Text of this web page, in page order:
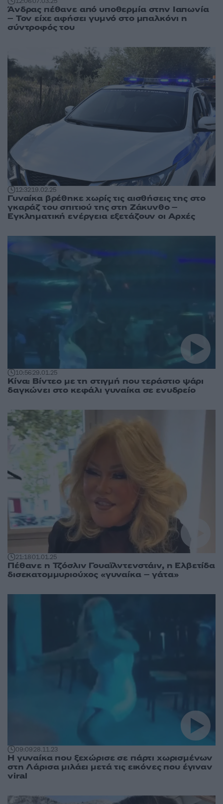
Άνδρας πέθανε από υποθερμία στην Ιαπωνία
– Τον είχε αφήσει γυμνό στο μπαλκόνι η
σύντροφός του
12:3219.02.25
Γυναίκα βρέθηκε χωρίς τις αισθήσεις της στο
γκαράζ του σπιτιού της στη Ζάκυνθο –
Εγκληματική ενέργεια εξετάζουν οι Αρχές
10:5629.01.25
Κίνα: Βίντεο με τη στιγμή που τεράστιο ψάρι
δαγκώνει στο κεφάλι γυναίκα σε ενυδρείο
21:1801.01.25
Πέθανε η Τζόσλιν Γουαϊλντενστάιν, η Ελβετίδα
δισεκατομμυριούχος «γυναίκα – γάτα»
09:0928.11.23
Η γυναίκα που ξεχώρισε σε πάρτι χωρισμένων
στη Λάρισα μιλάει μετά τις εικόνες που έγιναν
viral